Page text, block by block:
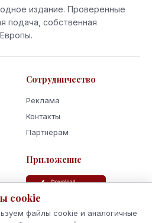
издание. Проверенные
подача, собственная
Сотрудничество
Реклама
Контакты
Партнёрам
Приложение
cookie
файлы cookie и аналогичные